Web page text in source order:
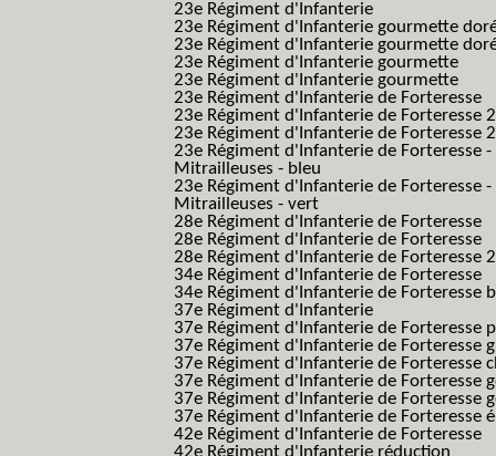
23e Régiment d'Infanterie
23e Régiment d'Infanterie gourmette
23e Régiment d'Infanterie gourmette
23e Régiment d'Infanterie gourmette
23e Régiment d'Infanterie gourmette
23e Régiment d'Infanterie de Forteresse
23e Régiment d'Infanterie de Forteresse
23e Régiment d'Infanterie de Forteresse
23e Régiment d'Infanterie de Forteresse
Mitrailleuses - bleu
23e Régiment d'Infanterie de Forteresse
Mitrailleuses - vert
28e Régiment d'Infanterie de Forteresse
28e Régiment d'Infanterie de Forteresse
28e Régiment d'Infanterie de Forteresse
34e Régiment d'Infanterie de Forteresse
34e Régiment d'Infanterie de Forteresse
37e Régiment d'Infanterie
37e Régiment d'Infanterie de Forteresse
37e Régiment d'Infanterie de Forteresse
37e Régiment d'Infanterie de Forteresse
37e Régiment d'Infanterie de Forteresse
37e Régiment d'Infanterie de Forteresse
37e Régiment d'Infanterie de Forteresse
42e Régiment d'Infanterie de Forteresse
42e Régiment d'Infanterie réduction